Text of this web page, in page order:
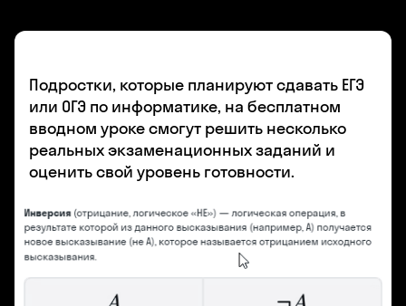
Подростки, которые планируют сдавать ЕГЭ
или ОГЭ по информатике, на бесплатном
вводном уроке смогут решить несколько
реальных экзаменационных заданий и
оценить свой уровень готовности.